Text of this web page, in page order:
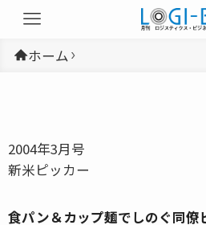
ホーム
2004年3月号
新米ピッカー
食パン＆カップ麺でしのぐ同僚